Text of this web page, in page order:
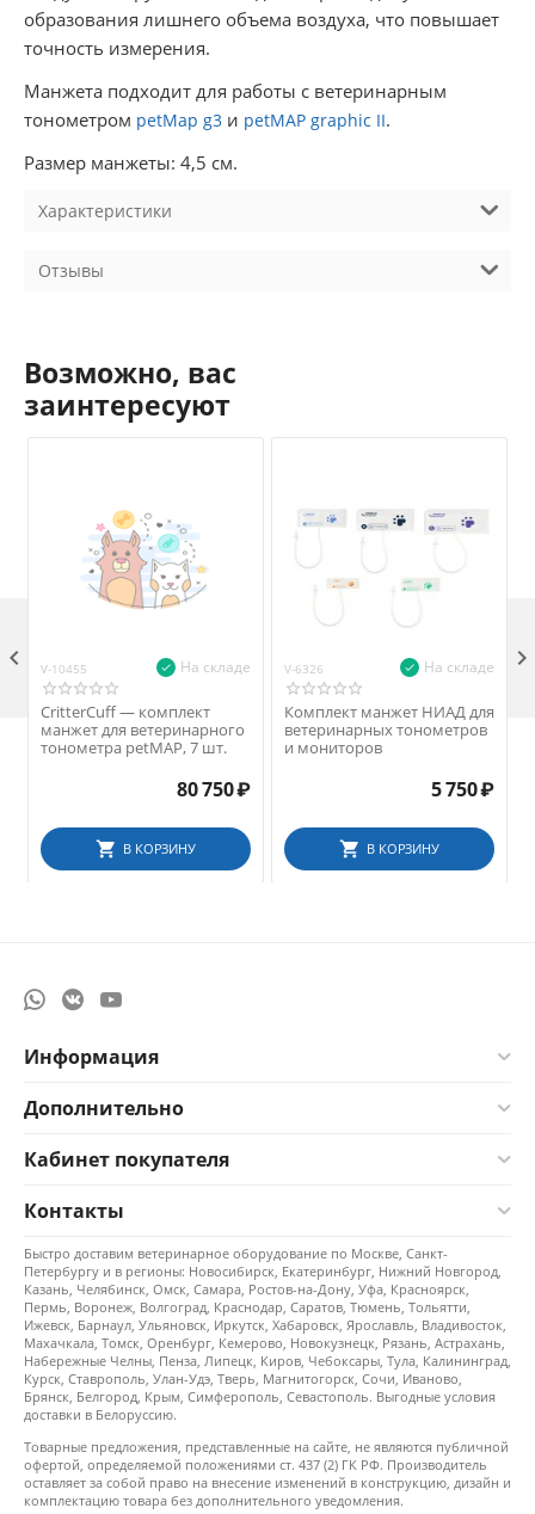
образования лишнего объема воздуха, что повышает
точность измерения.
Манжета подходит для работы с ветеринарным
тонометром petMap g3 и petMAP graphic II.
Размер манжеты: 4,5 см.
Характеристики
Отзывы
Возможно, вас
заинтересуют
V-10455 На складе
CritterCuff — комплект
манжет для ветеринарного
тонометра petMAP, 7 шт.
80 750₽
В КОРЗИНУ
V-6326 На складе
Комплект манжет НИАД для
ветеринарных тонометров
и мониторов
5 750₽
В КОРЗИНУ
 
Информация
Дополнительно
Кабинет покупателя
Контакты
Быстро доставим ветеринарное оборудование по Москве, Санкт-
Петербургу и в регионы: Новосибирск, Екатеринбург, Нижний Новгород,
Казань, Челябинск, Омск, Самара, Ростов-на-Дону, Уфа, Красноярск,
Пермь, Воронеж, Волгоград, Краснодар, Саратов, Тюмень, Тольятти,
Ижевск, Барнаул, Ульяновск, Иркутск, Хабаровск, Ярославль, Владивосток,
Махачкала, Томск, Оренбург, Кемерово, Новокузнецк, Рязань, Астрахань,
Набережные Челны, Пенза, Липецк, Киров, Чебоксары, Тула, Калининград,
Курск, Ставрополь, Улан-Удэ, Тверь, Магнитогорск, Сочи, Иваново,
Брянск, Белгород, Крым, Симферополь, Севастополь. Выгодные условия
доставки в Белоруссию.
Товарные предложения, представленные на сайте, не являются публичной
офертой, определяемой положениями ст. 437 (2) ГК РФ. Производитель
оставляет за собой право на внесение изменений в конструкцию, дизайн и
комплектацию товара без дополнительного уведомления.